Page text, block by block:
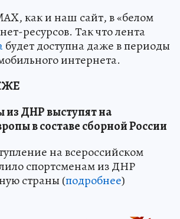
как и наш сайт, в «белом
ресурсов. Так что лента
будет доступна даже в периоды
интернета.
ДНР выступят на
в составе сборной России
на всероссийском
спортсменам из ДНР
страны (подробнее)